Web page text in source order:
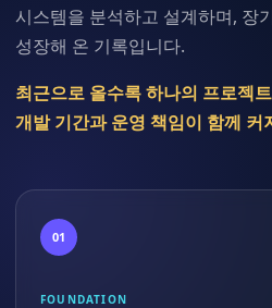
시스템을 분석하고 설계하며, 장
성장해 온 기록입니다.
최근으로 올수록 하나의 프로젝
개발 기간과 운영 책임이 함께 커
01
FOUNDATION